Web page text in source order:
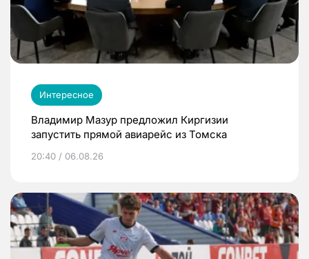
Интересное
Владимир Мазур предложил Киргизии
запустить прямой авиарейс из Томска
20:40 / 06.08.26